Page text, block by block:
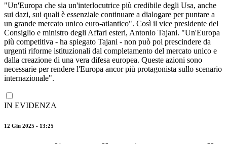
"Un'Europa che sia un'interlocutrice più credibile degli Usa, anche
sui dazi, sui quali è essenziale continuare a dialogare per puntare a
un grande mercato unico euro-atlantico". Così il vice presidente del
Consiglio e ministro degli Affari esteri, Antonio Tajani. "Un'Europa
più competitiva - ha spiegato Tajani - non può poi prescindere da
urgenti riforme istituzionali dal completamento del mercato unico e
dalla creazione di una vera difesa europea. Queste azioni sono
necessarie per rendere l'Europa ancor più protagonista sullo scenario
internazionale".
IN EVIDENZA
12 Giu 2025 - 13:25